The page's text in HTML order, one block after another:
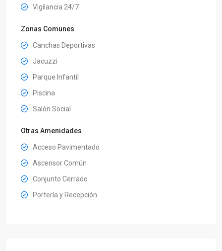
Vigilancia 24/7
Zonas Comunes
Canchas Deportivas
Jacuzzi
Parque Infantil
Piscina
Salón Social
Otras Amenidades
Acceso Pavimentado
Ascensor Común
Conjunto Cerrado
Portería y Recepción